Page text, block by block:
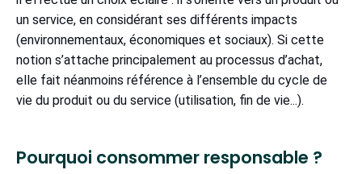
un service, en considérant ses différents impacts
(environnementaux, économiques et sociaux). Si cette
notion s’attache principalement au processus d’achat,
elle fait néanmoins référence à l’ensemble du cycle de
vie du produit ou du service (utilisation, fin de vie...).
Pourquoi consommer responsable ?